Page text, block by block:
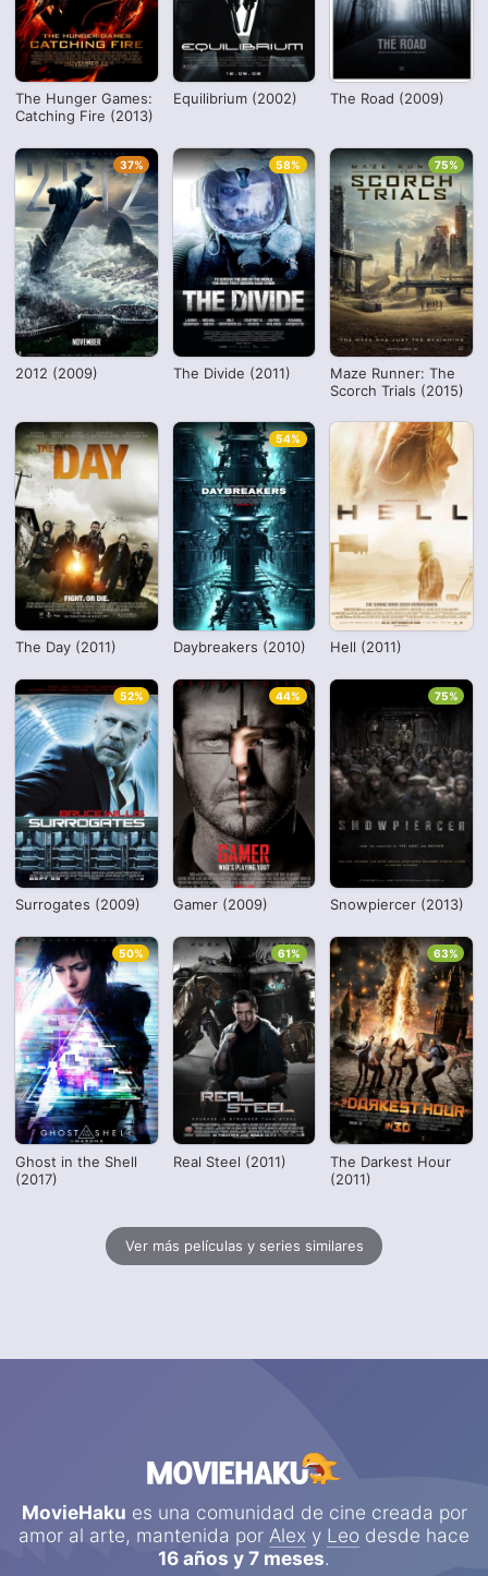
The Hunger Games:
Catching Fire (2013)
Equilibrium (2002) The Road (2009)
2012 (2009)
37%
The Divide (2011)
58%
Maze Runner: The
Scorch Trials (2015)
75%
The Day (2011) Daybreakers (2010)
54%
Hell (2011)
Surrogates (2009)
52%
Gamer (2009)
44%
Snowpiercer (2013)
75%
Ghost in the Shell
(2017)
50%
Real Steel (2011)
61%
The Darkest Hour
(2011)
63%
Ver más películas y series similares
MovieHaku es una comunidad de cine creada por
amor al arte, mantenida por Alex y Leo desde hace
16 años y 7 meses.